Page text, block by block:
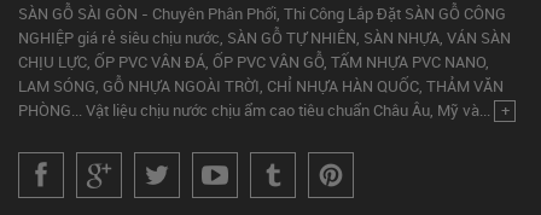
SÀN GỖ SÀI GÒN - Chuyên Phân Phối, Thi Công Lắp Đặt SÀN GỖ CÔNG
NGHIỆP giá rẻ siêu chịu nước, SÀN GỖ TỰ NHIÊN, SÀN NHỰA, VÁN SÀN
CHỊU LỰC, ỐP PVC VÂN ĐÁ, ỐP PVC VÂN GỖ, TẤM NHỰA PVC NANO,
LAM SÓNG, GỖ NHỰA NGOÀI TRỜI, CHỈ NHỰA HÀN QUỐC, THẢM VĂN
PHÒNG... Vật liệu chịu nước chịu ẩm cao tiêu chuẩn Châu Âu, Mỹ và... +